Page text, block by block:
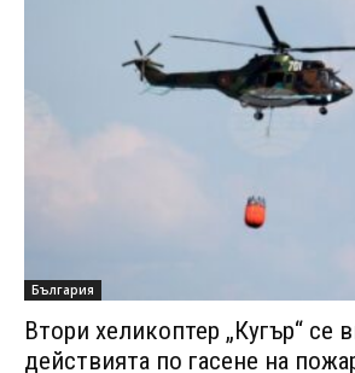
България
Втори хеликоптер „Кугър“ се
действията по гасене на